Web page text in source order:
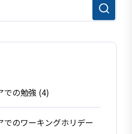
での勉強 (4)
でのワーキングホリデー